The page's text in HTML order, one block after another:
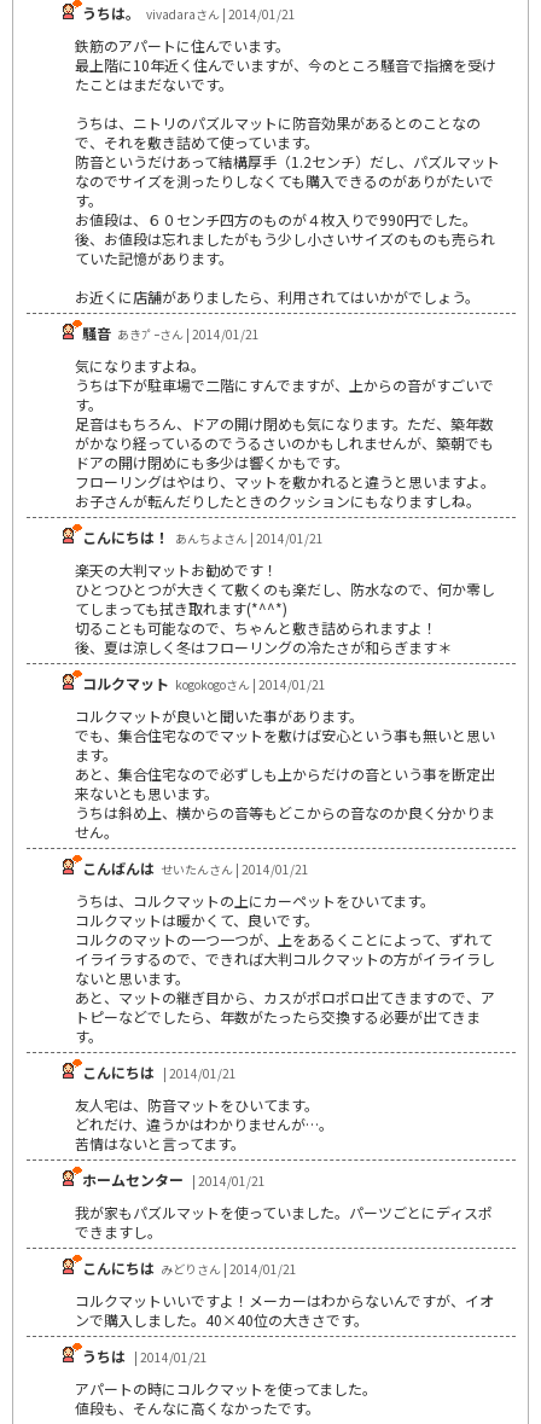
うちは。
vivadaraさん | 2014/01/21
鉄筋のアパートに住んでいます。
最上階に10年近く住んでいますが、今のところ騒音で指摘を受け
たことはまだないです。
うちは、ニトリのパズルマットに防音効果があるとのことなの
で、それを敷き詰めて使っています。
防音というだけあって結構厚手（1.2センチ）だし、パズルマット
なのでサイズを測ったりしなくても購入できるのがありがたいで
す。
お値段は、６０センチ四方のものが４枚入りで990円でした。
後、お値段は忘れましたがもう少し小さいサイズのものも売られ
ていた記憶があります。
お近くに店舗がありましたら、利用されてはいかがでしょう。
騒音 あきﾌﾟｰさん | 2014/01/21
気になりますよね。
うちは下が駐車場で二階にすんでますが、上からの音がすごいで
す。
足音はもちろん、ドアの開け閉めも気になります。ただ、築年数
がかなり経っているのでうるさいのかもしれませんが、築朝でも
ドアの開け閉めにも多少は響くかもです。
フローリングはやはり、マットを敷かれると違うと思いますよ。
お子さんが転んだりしたときのクッションにもなりますしね。
こんにちは！
あんちよさん | 2014/01/21
楽天の大判マットお勧めです！
ひとつひとつが大きくて敷くのも楽だし、防水なので、何か零し
てしまっても拭き取れます(*^^*)
切ることも可能なので、ちゃんと敷き詰められますよ！
後、夏は涼しく冬はフローリングの冷たさが和らぎます＊
コルクマット kogokogoさん | 2014/01/21
コルクマットが良いと聞いた事があります。
でも、集合住宅なのでマットを敷けば安心という事も無いと思い
ます。
あと、集合住宅なので必ずしも上からだけの音という事を断定出
来ないとも思います。
うちは斜め上、横からの音等もどこからの音なのか良く分かりま
せん。
こんばんは せいたんさん | 2014/01/21
うちは、コルクマットの上にカーペットをひいてます。
コルクマットは暖かくて、良いです。
コルクのマットの一つ一つが、上をあるくことによって、ずれて
イライラするので、できれば大判コルクマットの方がイライラし
ないと思います。
あと、マットの継ぎ目から、カスがポロポロ出てきますので、ア
トピーなどでしたら、年数がたったら交換する必要が出てきま
す。
こんにちは | 2014/01/21
友人宅は、防音マットをひいてます。
どれだけ、違うかはわかりませんが…。
苦情はないと言ってます。
ホームセンター | 2014/01/21
我が家もパズルマットを使っていました。パーツごとにディスポ
できますし。
こんにちは みどりさん | 2014/01/21
コルクマットいいですよ！メーカーはわからないんですが、イオ
ンで購入しました。40×40位の大きさです。
うちは | 2014/01/21
アパートの時にコルクマットを使ってました。
値段も、そんなに高くなかったです。